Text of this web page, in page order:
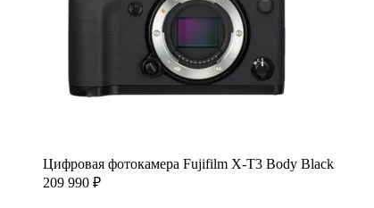
Цифровая фотокамера Fujifilm X-T3 Body Black
209 990 ₽